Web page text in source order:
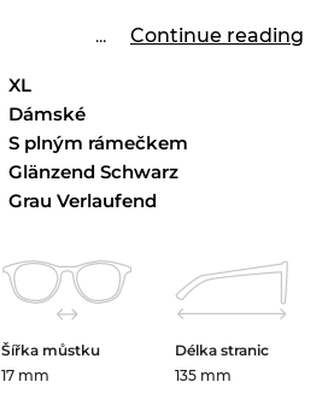
... Continue reading
XL
Dámské
S plným rámečkem
Glänzend Schwarz
Grau Verlaufend
Šířka můstku
17 mm
Délka stranic
135 mm